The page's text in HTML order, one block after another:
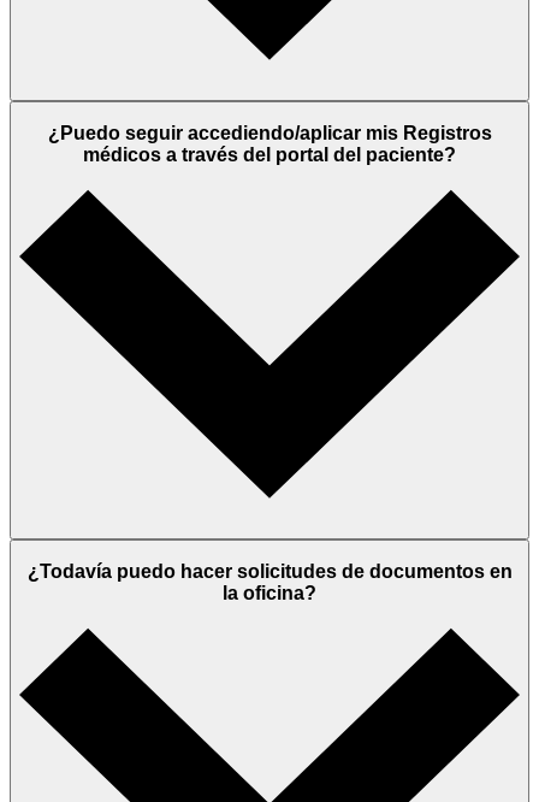
¿Puedo seguir accediendo/aplicar mis Registros
médicos a través del portal del paciente?
¿Todavía puedo hacer solicitudes de documentos en
la oficina?